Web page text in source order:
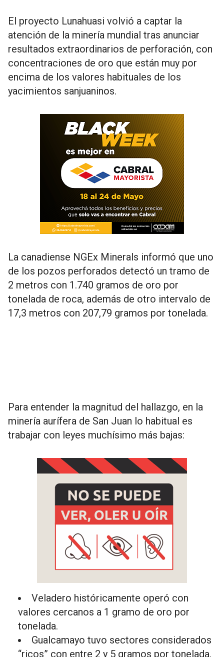
El proyecto Lunahuasi volvió a captar la
atención de la minería mundial tras anunciar
resultados extraordinarios de perforación, con
concentraciones de oro que están muy por
encima de los valores habituales de los
yacimientos sanjuaninos.
La canadiense NGEx Minerals informó que uno
de los pozos perforados detectó un tramo de
2 metros con 1.740 gramos de oro por
tonelada de roca, además de otro intervalo de
17,3 metros con 207,79 gramos por tonelada.
Para entender la magnitud del hallazgo, en la
minería aurífera de San Juan lo habitual es
trabajar con leyes muchísimo más bajas:
Veladero históricamente operó con
valores cercanos a 1 gramo de oro por
tonelada.
Gualcamayo tuvo sectores considerados
“ricos” con entre 2 y 5 gramos por tonelada.